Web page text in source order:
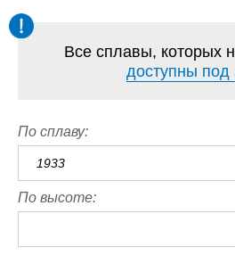
Все сплавы, которых
доступны под
По сплаву:
1933
По высоте: